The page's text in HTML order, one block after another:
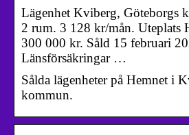
Lägenhet Kviberg, Göteborgs
2 rum. 3 128 kr/mån. Uteplats
300 000 kr. Såld 15 februari
Länsförsäkringar …
Sålda lägenheter på Hemnet i
kommun.